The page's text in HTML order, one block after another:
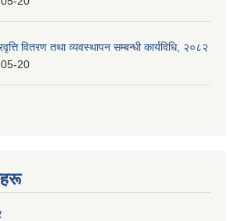
वितरण तथा व्यवस्थापन सम्बन्धी कार्यविधि, २०८२
20